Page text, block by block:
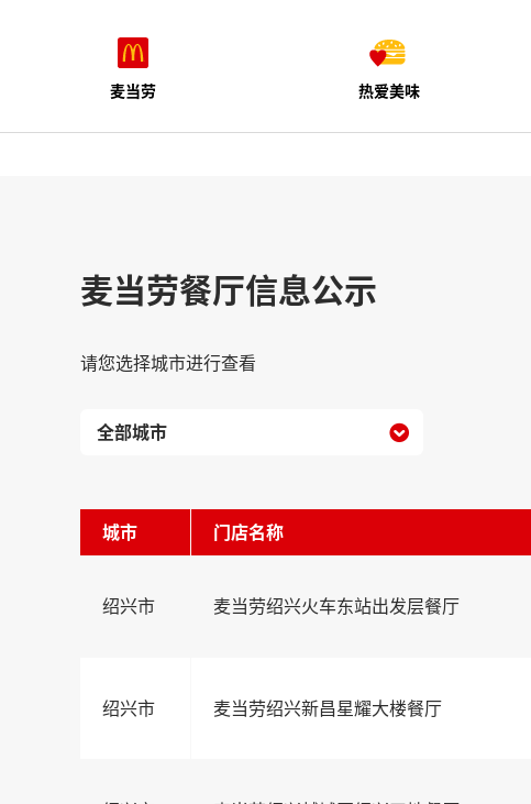
麦当劳 热爱美味
麦当劳餐厅信息公示
请您选择城市进行查看

城市 门店名称
绍兴市 麦当劳绍兴火车东站出发层餐厅
绍兴市 麦当劳绍兴新昌星耀大楼餐厅